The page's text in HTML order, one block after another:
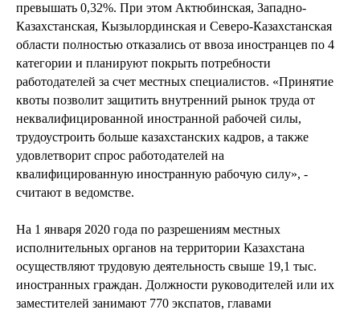
превышать 0,32%. При этом Актюбинская, Западно-
Казахстанская, Кызылординская и Северо-Казахстанская
области полностью отказались от ввоза иностранцев по 4
категории и планируют покрыть потребности
работодателей за счет местных специалистов. «Принятие
квоты позволит защитить внутренний рынок труда от
неквалифицированной иностранной рабочей силы,
трудоустроить больше казахстанских кадров, а также
удовлетворит спрос работодателей на
квалифицированную иностранную рабочую силу», -
считают в ведомстве.
На 1 января 2020 года по разрешениям местных
исполнительных органов на территории Казахстана
осуществляют трудовую деятельность свыше 19,1 тыс.
иностранных граждан. Должности руководителей или их
заместителей занимают 770 экспатов, главами